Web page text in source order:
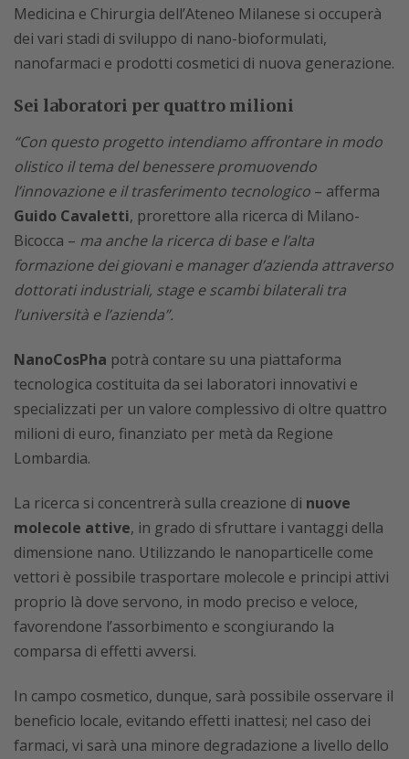
Medicina e Chirurgia dell’Ateneo Milanese si occuperà
dei vari stadi di sviluppo di nano-bioformulati,
nanofarmaci e prodotti cosmetici di nuova generazione.
Sei laboratori per quattro milioni
“Con questo progetto intendiamo affrontare in modo
olistico il tema del benessere promuovendo
l’innovazione e il trasferimento tecnologico – afferma
Guido Cavaletti, prorettore alla ricerca di Milano-
Bicocca – ma anche la ricerca di base e l’alta
formazione dei giovani e manager d’azienda attraverso
dottorati industriali, stage e scambi bilaterali tra
l’università e l’azienda”.
NanoCosPha potrà contare su una piattaforma
tecnologica costituita da sei laboratori innovativi e
specializzati per un valore complessivo di oltre quattro
milioni di euro, finanziato per metà da Regione
Lombardia.
La ricerca si concentrerà sulla creazione di nuove
molecole attive, in grado di sfruttare i vantaggi della
dimensione nano. Utilizzando le nanoparticelle come
vettori è possibile trasportare molecole e principi attivi
proprio là dove servono, in modo preciso e veloce,
favorendone l’assorbimento e scongiurando la
comparsa di effetti avversi.
In campo cosmetico, dunque, sarà possibile osservare il
beneficio locale, evitando effetti inattesi; nel caso dei
farmaci, vi sarà una minore degradazione a livello dello